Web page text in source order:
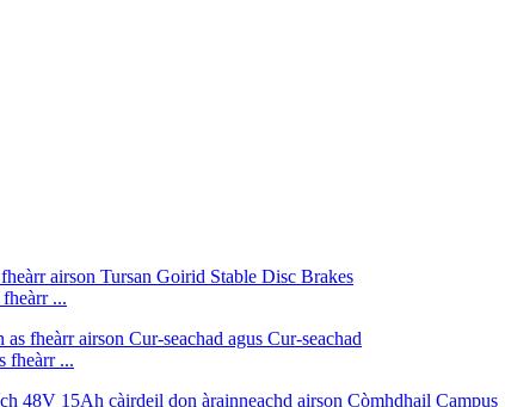
...
fheàrr ...